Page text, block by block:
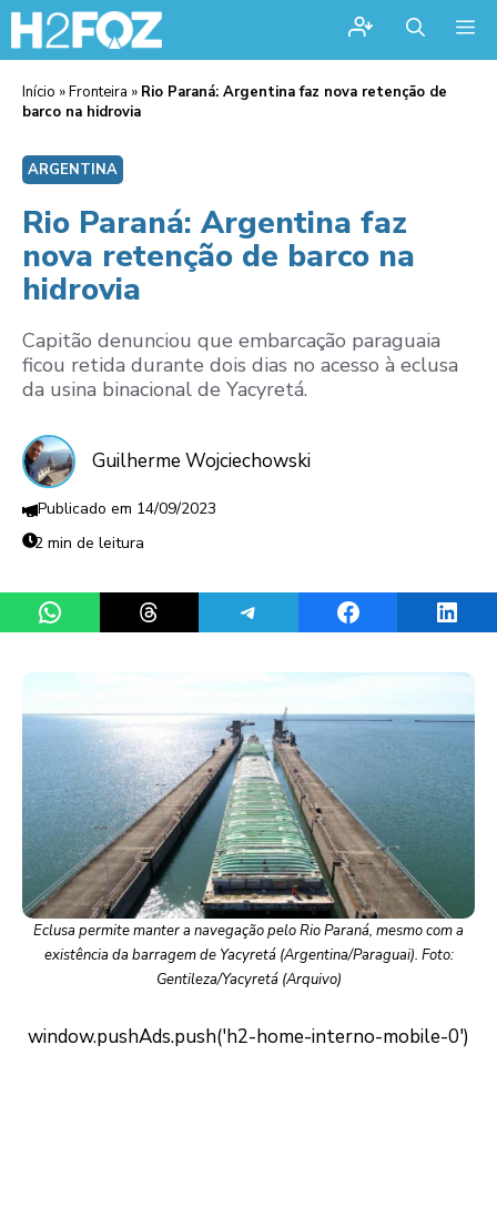
Início »Fronteira » Rio Paraná: Argentina faz nova retenção de
barco na hidrovia
ARGENTINA
Rio Paraná: Argentina faz
nova retenção de barco na
hidrovia
Capitão denunciou que embarcação paraguaia
ficou retida durante dois dias no acesso à eclusa
da usina binacional de Yacyretá.
Guilherme Wojciechowski
14/09/2023
2 min de leitura
Share on WhatsAppShare on ThreadsShare on TelegramShare on Facebook
Eclusa permite manter a navegação pelo Rio Paraná, mesmo com a
existência da barragem de Yacyretá (Argentina/Paraguai). Foto:
Gentileza/Yacyretá (Arquivo)